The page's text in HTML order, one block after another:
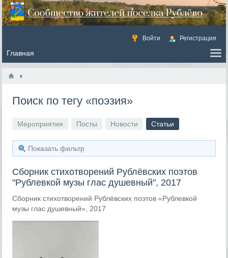
Войти Регистрация
Поиск по тегу «поэзия»
Мероприятия Посты Новости Статьи
Показать фильтр
Сборник стихотворений Рублёвских поэтов
"Рублевкой музы глас душевный", 2017
Сборник стихотворений Рублёвских поэтов «Рублевкой
музы глас душевный», 2017